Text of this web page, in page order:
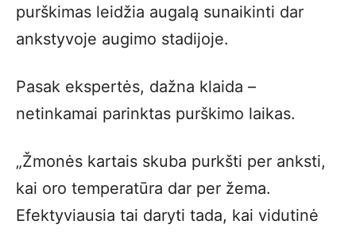
purškimas leidžia augalą sunaikinti dar
ankstyvoje augimo stadijoje.
Pasak ekspertės, dažna klaida –
netinkamai parinktas purškimo laikas.
„Žmonės kartais skuba purkšti per anksti,
kai oro temperatūra dar per žema.
Efektyviausia tai daryti tada, kai vidutinė